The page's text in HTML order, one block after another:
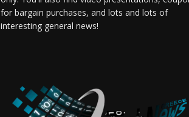
for bargain purchases, and lots and lots of
interesting general news!